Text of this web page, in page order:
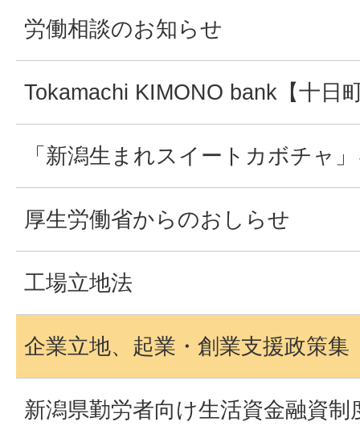
労働相談のお知らせ
Tokamachi KIMONO bank【十日
「新潟生まれスイートカボチャ
厚生労働省からのおしらせ
工場立地法
企業立地、起業・創業支援政策集
新潟県勤労者向け生活資金融資制